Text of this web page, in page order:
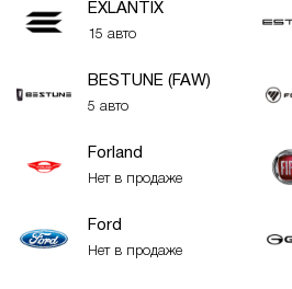
EXLANTIX
15 авто
BESTUNE (FAW)
5 авто
Forland
Нет в продаже
Ford
Нет в продаже